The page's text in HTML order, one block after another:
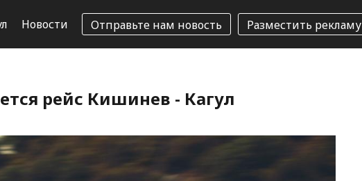
Новости Отправьте нам новость Разместить рекламу
рейс Кишинев - Кагул